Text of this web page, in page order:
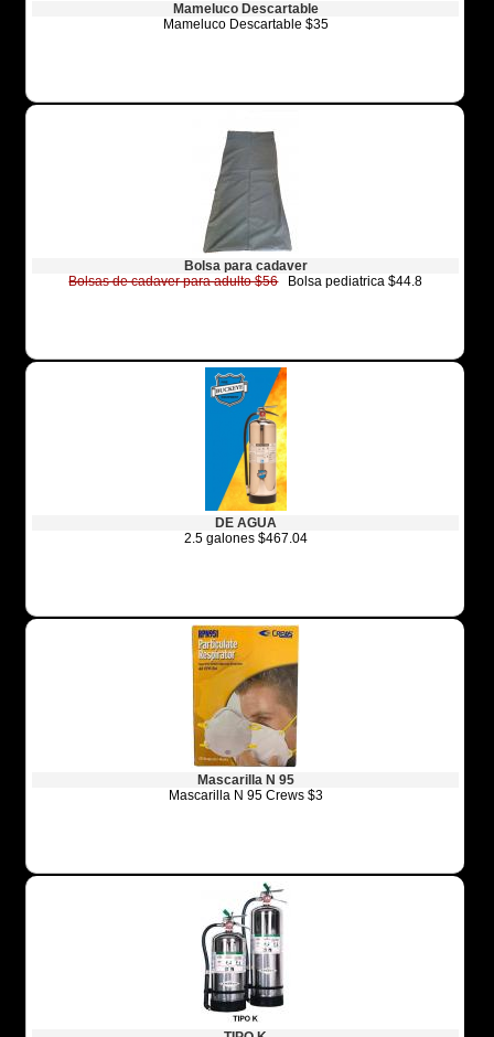
Mameluco Descartable
Mameluco Descartable $35
Bolsa para cadaver
Bolsas de cadaver para adulto $56Bolsa pediatrica $44.8
DE AGUA
2.5 galones $467.04
Mascarilla N 95
Mascarilla N 95 Crews $3